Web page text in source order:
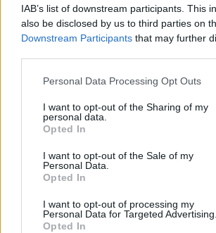
IAB’s list of downstream participants. This
also be disclosed by us to third parties on
Downstream Participants that may further
Personal Data Processing Opt Outs
I want to opt-out of the Sharing of my
personal data.
Opted In
I want to opt-out of the Sale of my
Personal Data.
Opted In
I want to opt-out of processing my
Personal Data for Targeted Advertising.
Opted In
Kai atliekos yra tiesiog
paliekamos grioviuose, laukiniai
aplinkinę teritoriją, vėjas kelia
kelininkams tenka gaišti daug
kol tos šiukšlės surenkamos,
padariniai automobiliams,
eismo saugumui.
Visgi didesnių problemų nei